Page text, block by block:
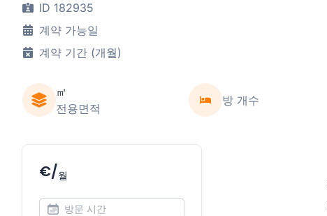
ID 182935
계약 가능일
계약 기간 (개월)
㎡
전용면적
방 개수
€/월